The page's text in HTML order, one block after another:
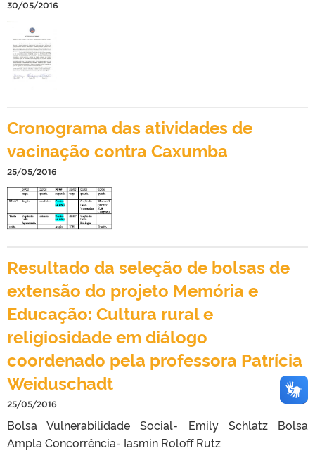
30/05/2016
Cronograma das atividades de
vacinação contra Caxumba
25/05/2016
Resultado da seleção de bolsas de
extensão do projeto Memória e
Educação: Cultura rural e
religiosidade em diálogo
coordenado pela professora Patrícia
Weiduschadt
25/05/2016
Bolsa Vulnerabilidade Social- Emily Schlatz Bolsa
Ampla Concorrência- Iasmin Roloff Rutz